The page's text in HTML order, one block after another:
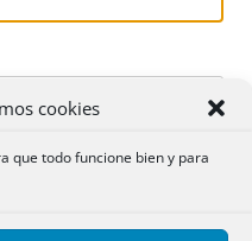
cookies
que todo funcione bien y para